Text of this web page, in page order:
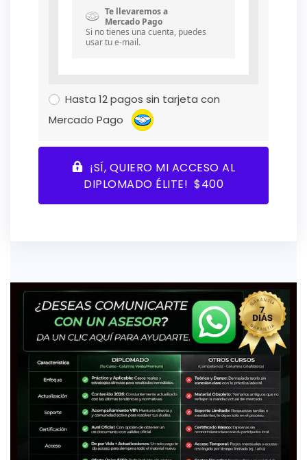
Te llevaremos a
Mercado Pago
Si no tienes una cuenta, puedes
usar tu e-mail.
Hasta 12 pagos sin tarjeta con
Mercado Pago
¡SÍ, QUIERO MI ACCESO AL
DIPLOMADO ÉLITE! $400